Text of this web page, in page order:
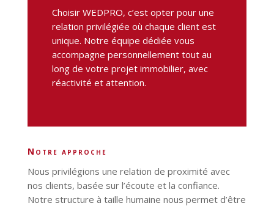
Choisir WEDPRO, c’est opter pour une
relation privilégiée où chaque client est
unique. Notre équipe dédiée vous
accompagne personnellement tout au
long de votre projet immobilier, avec
réactivité et attention.
notre approche
Nous privilégions une relation de proximité avec
nos clients, basée sur l’écoute et la confiance.
Notre structure à taille humaine nous permet d’être